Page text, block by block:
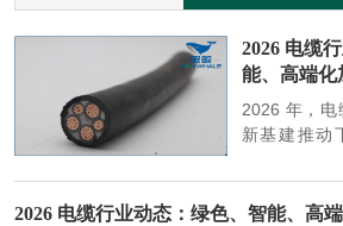
2026 电缆
能、高端化
2026 年，电
新基建推动
大清晰趋势
2026 电缆行业动态：绿色、智能、高